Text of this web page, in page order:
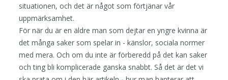
situationen, och det är något som förtjänar vår
uppmärksamhet.
För när du är en äldre man som dejtar en yngre kvinna är
det många saker som spelar in - känslor, sociala normer
med mera. Och om du inte är förberedd på det kan saker
och ting bli komplicerade ganska snabbt. Så det är det vi